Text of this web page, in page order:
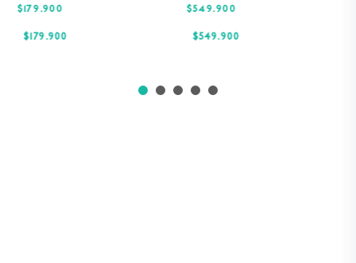
$179.900
$ 179.900
$549.900
$549.900